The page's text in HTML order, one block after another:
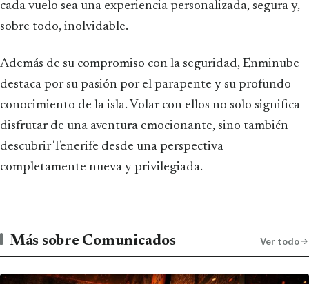
cada vuelo sea una experiencia personalizada, segura y,
sobre todo, inolvidable.
Además de su compromiso con la seguridad, Enminube
destaca por su pasión por el parapente y su profundo
conocimiento de la isla. Volar con ellos no solo significa
disfrutar de una aventura emocionante, sino también
descubrir Tenerife desde una perspectiva
completamente nueva y privilegiada.
Más sobre Comunicados Ver todo